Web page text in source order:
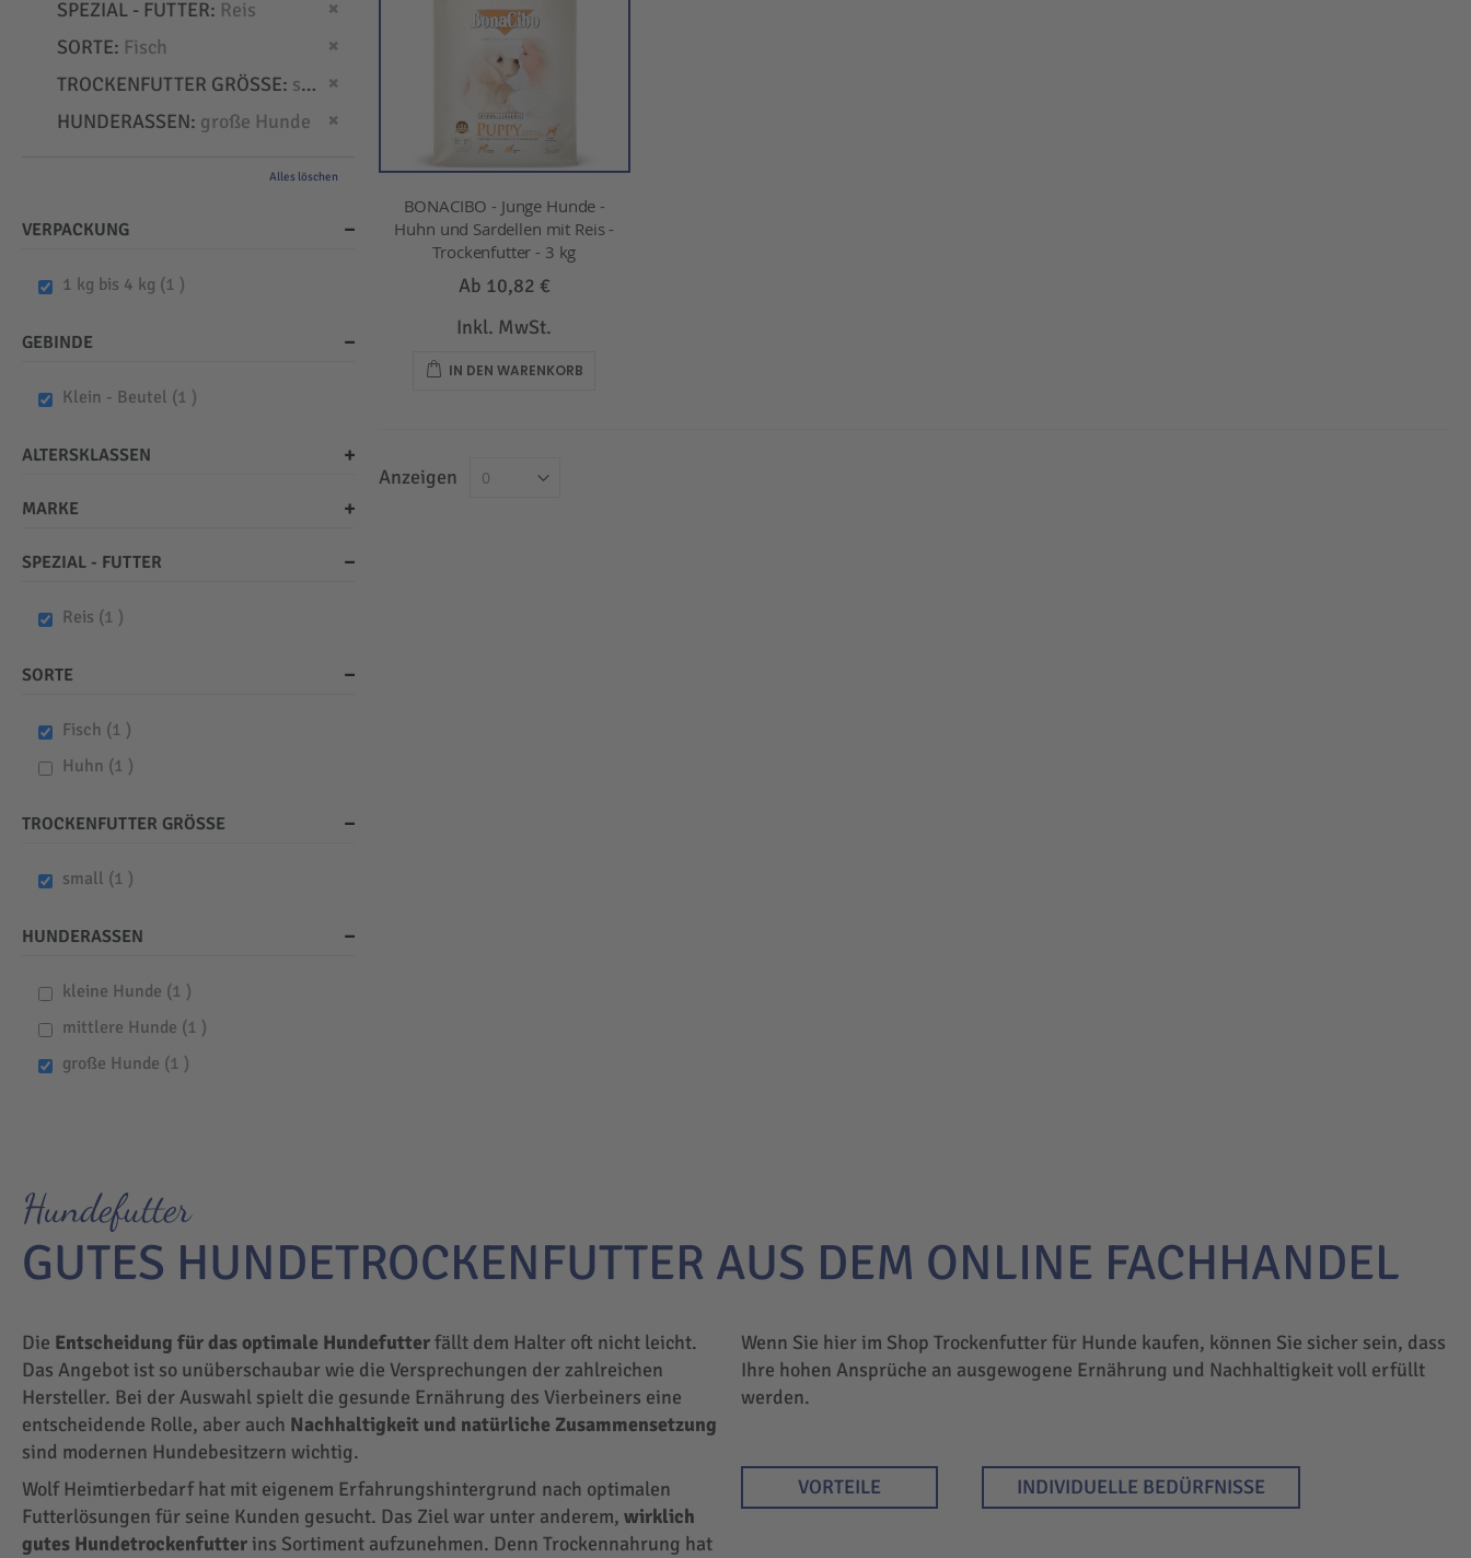
BONACIBO - Junge Hunde -
Huhn und Sardellen mit Reis -
Trockenfutter - 3 kg
Ab 10,82 €
Inkl. MwSt.
IN DEN WARENKORB
Anzeigen
SPEZIAL - FUTTER Reis
SORTE Fisch
TROCKENFUTTER GRÖSSE
small
HUNDERASSEN große Hunde Dies entfernen
Alles löschen
VERPACKUNG
1 kg bis 4 kg 1 item
GEBINDE
Klein - Beutel 1 item
ALTERSKLASSEN
MARKE
SPEZIAL - FUTTER
Reis 1 item
SORTE
Fisch 1 item
Huhn 1 item
TROCKENFUTTER GRÖSSE
small 1 item
HUNDERASSEN
kleine Hunde 1 item
mittlere Hunde 1 item
große Hunde 1 item
Hundefutter
GUTES HUNDETROCKENFUTTER AUS DEM ONLINE FACHHANDEL
Die Entscheidung für das optimale Hundefutterfällt dem Halter oft nicht leicht.
Das Angebot ist so unüberschaubar wie die Versprechungen der zahlreichen
Hersteller. Bei der Auswahl spielt die gesunde Ernährung des Vierbeiners eine
entscheidende Rolle, aber auch Nachhaltigkeit und natürliche Zusammensetzung
sind modernen Hundebesitzern wichtig.
Wolf Heimtierbedarf hat mit eigenem Erfahrungshintergrund nach optimalen
Futterlösungen für seine Kunden gesucht. Das Ziel war unter anderem, wirklich
gutes Hundetrockenfutter ins Sortiment aufzunehmen. Denn Trockennahrung hat
Wenn Sie hier im Shop Trockenfutter für Hunde kaufen, können Sie sicher sein, dass
Ihre hohen Ansprüche an ausgewogene Ernährung und Nachhaltigkeit voll erfüllt
werden.
VORTEILE INDIVIDUELLE BEDÜRFNISSE